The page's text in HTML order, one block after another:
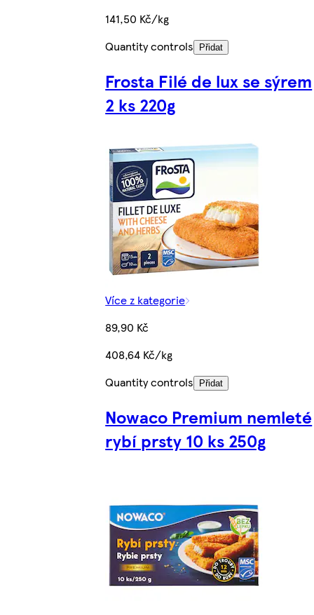
141,50 Kč/kg
Quantity controls
Přidat
Frosta Filé de lux se sýrem
2 ks 220g
Více z kategorie
89,90 Kč
408,64 Kč/kg
Quantity controls Přidat
Nowaco Premium nemleté
rybí prsty 10 ks 250g